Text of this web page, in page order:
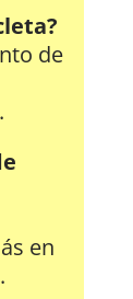
de
en